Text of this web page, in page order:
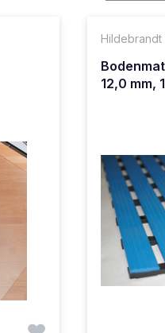
Hildebrandt
12,0 mm,